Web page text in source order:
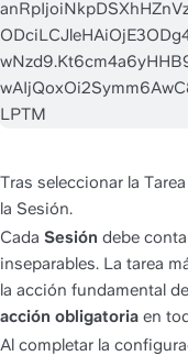
Tras seleccionar la
la Sesión.
Cada Sesión debe
inseparables. La tarea
la acción fundamental
acción obligatoria en
Al completar la